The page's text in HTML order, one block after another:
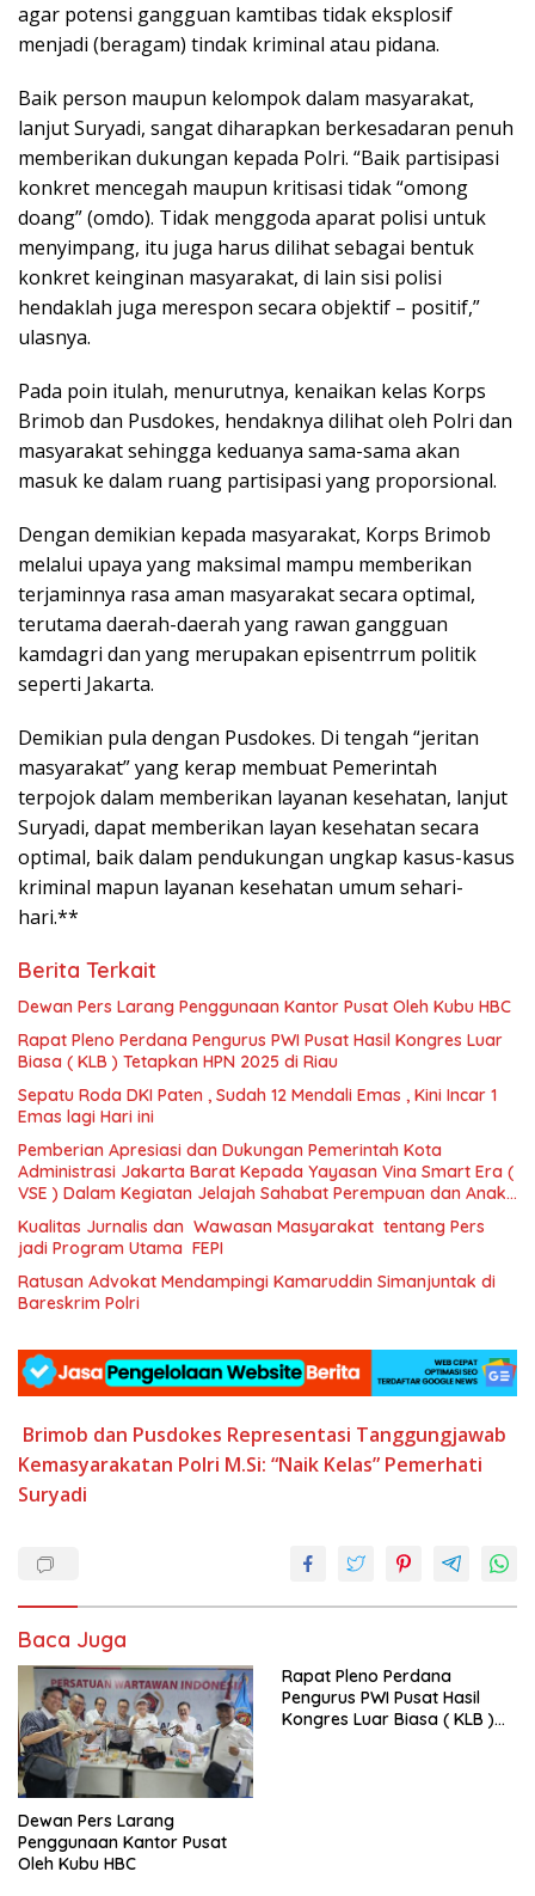
agar potensi gangguan kamtibas tidak eksplosif
menjadi (beragam) tindak kriminal atau pidana.
Baik person maupun kelompok dalam masyarakat,
lanjut Suryadi, sangat diharapkan berkesadaran penuh
memberikan dukungan kepada Polri. “Baik partisipasi
konkret mencegah maupun kritisasi tidak “omong
doang” (omdo). Tidak menggoda aparat polisi untuk
menyimpang, itu juga harus dilihat sebagai bentuk
konkret keinginan masyarakat, di lain sisi polisi
hendaklah juga merespon secara objektif – positif,”
ulasnya.
Pada poin itulah, menurutnya, kenaikan kelas Korps
Brimob dan Pusdokes, hendaknya dilihat oleh Polri dan
masyarakat sehingga keduanya sama-sama akan
masuk ke dalam ruang partisipasi yang proporsional.
Dengan demikian kepada masyarakat, Korps Brimob
melalui upaya yang maksimal mampu memberikan
terjaminnya rasa aman masyarakat secara optimal,
terutama daerah-daerah yang rawan gangguan
kamdagri dan yang merupakan episentrrum politik
seperti Jakarta.
Demikian pula dengan Pusdokes. Di tengah “jeritan
masyarakat” yang kerap membuat Pemerintah
terpojok dalam memberikan layanan kesehatan, lanjut
Suryadi, dapat memberikan layan kesehatan secara
optimal, baik dalam pendukungan ungkap kasus-kasus
kriminal mapun layanan kesehatan umum sehari-
hari.**
Berita Terkait
Dewan Pers Larang Penggunaan Kantor Pusat Oleh Kubu HBC
Rapat Pleno Perdana Pengurus PWI Pusat Hasil Kongres Luar
Biasa ( KLB ) Tetapkan HPN 2025 di Riau
Sepatu Roda DKI Paten , Sudah 12 Mendali Emas , Kini Incar 1
Emas lagi Hari ini
Pemberian Apresiasi dan Dukungan Pemerintah Kota
Administrasi Jakarta Barat Kepada Yayasan Vina Smart Era (
VSE ) Dalam Kegiatan Jelajah Sahabat Perempuan dan Anak (
SAPA )
Kualitas Jurnalis dan Wawasan Masyarakat tentang Pers
jadi Program Utama FEPI
Ratusan Advokat Mendampingi Kamaruddin Simanjuntak di
Bareskrim Polri
Brimob dan Pusdokes Representasi Tanggungjawab
Kemasyarakatan Polri M.Si: “Naik Kelas” Pemerhati
Suryadi
Baca Juga
Dewan Pers Larang
Penggunaan Kantor Pusat
Oleh Kubu HBC
Rapat Pleno Perdana
Pengurus PWI Pusat Hasil
Kongres Luar Biasa ( KLB )